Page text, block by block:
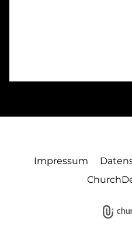
Impressum